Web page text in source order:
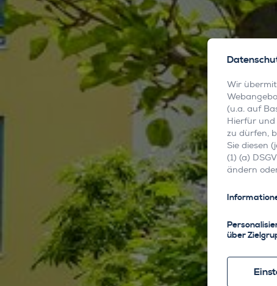
Wir
(u.a. auf
Hierfür
zu dürfen,
Sie diesen
(1) (a)
ändern
über